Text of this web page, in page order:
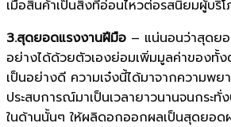
เมื่อสินค้าเป็นสิ่งที่อ่อนไหวต่อรสนิยมผู้บริโ
3.สุดยอดแรงงานฝีมือ – แน่นอนว่าสุดย
อย่างได้ด้วยตัวเองย่อมเพิ่มมูลค่าของทั้ง
เป็นอย่างดี ความเจ๋งนี้ได้มาจากความพย
ประสบการณ์มาเป็นเวลายาวนานจนกระทั่
ในด้านนั้นๆ ให้ผลิดอกออกผลเป็นสุดยอ